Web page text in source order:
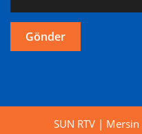
SUN RTV |